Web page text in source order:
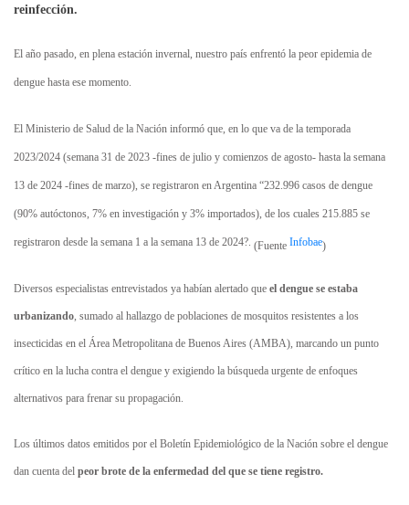
reinfección.
El año pasado, en plena estación invernal, nuestro país enfrentó la peor epidemia de
dengue hasta ese momento.
El Ministerio de Salud de la Nación informó que, en lo que va de la temporada
2023/2024 (semana 31 de 2023 -fines de julio y comienzos de agosto- hasta la semana
13 de 2024 -fines de marzo), se registraron en Argentina “232.996 casos de dengue
(90% autóctonos, 7% en investigación y 3% importados), de los cuales 215.885 se
registraron desde la semana 1 a la semana 13 de 2024?. (Fuente Infobae)
Diversos especialistas entrevistados ya habían alertado que el dengue se estaba
urbanizando , sumado al hallazgo de poblaciones de mosquitos resistentes a los
insecticidas en el Área Metropolitana de Buenos Aires (AMBA), marcando un punto
crítico en la lucha contra el dengue y exigiendo la búsqueda urgente de enfoques
alternativos para frenar su propagación.
Los últimos datos emitidos por el Boletín Epidemiológico de la Nación sobre el dengue
dan cuenta del peor brote de la enfermedad del que se tiene registro.